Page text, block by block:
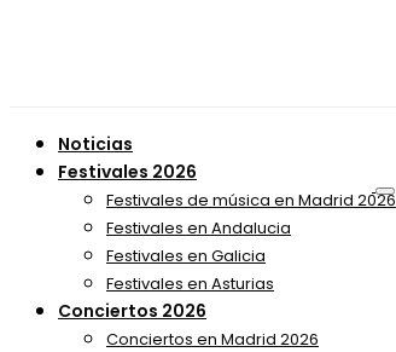
Noticias
Festivales 2026
Festivales de música en Madrid 2026
Festivales en Andalucia
Festivales en Galicia
Festivales en Asturias
Conciertos 2026
Conciertos en Madrid 2026